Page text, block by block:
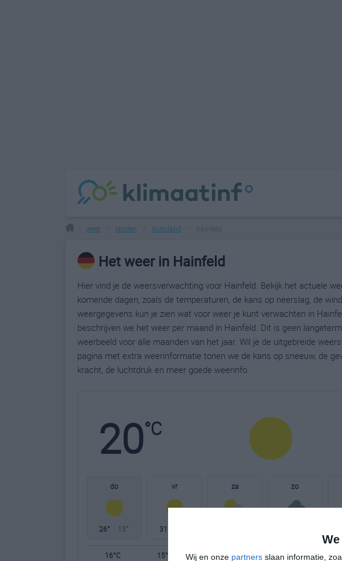
Wij en onze partners slaan informatie,
weer landen duitsland
Het weer in Hainfeld
Hier vind je de weersverwachting voor Hainfeld. Bekijk het actuele
komende dagen, zoals de temperaturen, de kans op neerslag, de
weergegevens kun je zien wat voor weer je kunt verwachten in
beschrijven we het weer per maand in Hainfeld. Dit is geen
weerbeeld voor alle maanden van het jaar. Wil je de uitgebreide
pagina met extra weerinformatie tonen we de kans op sneeuw, de
kracht, de luchtdruk en meer goede weerinfo.
20°C
do
26° 15°
vr
31°
za zo
16°C 15°C 15°C 20°C 25°C